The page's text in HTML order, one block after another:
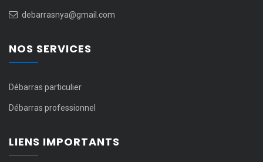
debarrasnya@gmail.com
NOS SERVICES
Débarras particulier
Débarras professionnel
LIENS IMPORTANTS